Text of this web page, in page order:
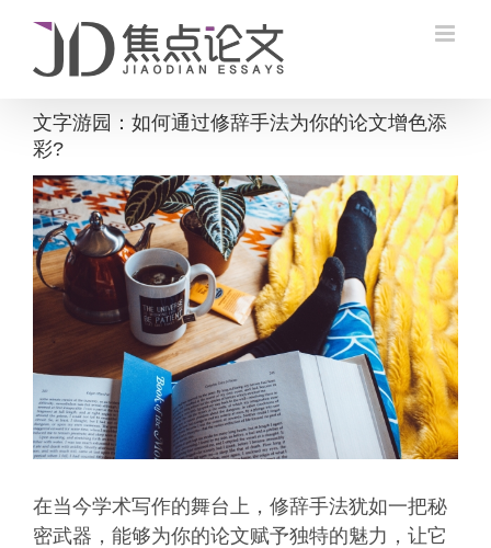
content
文字游园：如何通过修辞手法为你的论文增色添
彩?
View
Larger
Image
在当今学术写作的舞台上，修辞手法犹如一把秘
密武器，能够为你的论文赋予独特的魅力，让它